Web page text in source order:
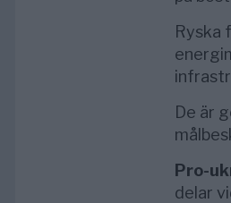
Ryska
De är
Pro-
delar